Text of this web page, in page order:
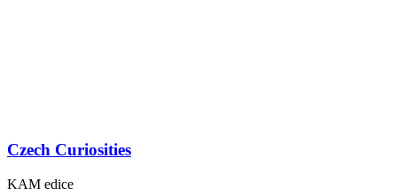
Czech Curiosities
KAM edice